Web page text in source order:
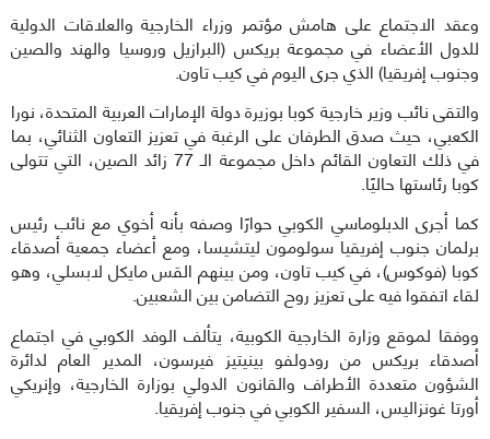
وعقد الاجتماع على هامش مؤتمر وزراء الخارجية والعلاقات الدولية
للدول الأعضاء في مجموعة بريكس (البرازيل وروسيا والهند والصين
وجنوب إفريقيا) الذي جرى اليوم في كيب تاون.
والتقى نائب وزير خارجية كوبا بوزيرة دولة الإمارات العربية المتحدة، نورا
الكعبي، حيث صدق الطرفان على الرغبة في تعزيز التعاون الثنائي، بما
في ذلك التعاون القائم داخل مجموعة الـ 77 زائد الصين، التي تتولى
كوبا رئاستها حاليًا.
كما أجرى الدبلوماسي الكوبي حوارًا وصفه بأنه أخوي مع نائب رئيس
برلمان جنوب إفريقيا سولومون ليتشيسا، ومع أعضاء جمعية أصدقاء
كوبا (فوكوس)، في كيب تاون، ومن بينهم القس مايكل لابسلي، وهو
لقاء اتفقوا فيه على تعزيز روح التضامن بين الشعبين.
ووفقا لموقع وزارة الخارجية الكوبية، يتألف الوفد الكوبي في اجتماع
أصدقاء بريكس من رودولفو بينيتيز فيرسون، المدير العام لدائرة
الشؤون متعددة الأطراف والقانون الدولي بوزارة الخارجية، وإنريكي
أورتا غونزاليس، السفير الكوبي في جنوب إفريقيا.